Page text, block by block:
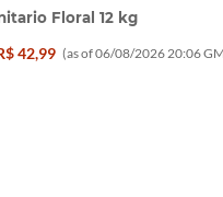
Floral 12 kg
42,99 (as of 06/08/2026 20:06